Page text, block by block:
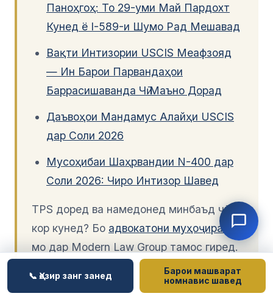
Паноҳгоҳ: То 29-уми Май Пардохт
Кунед ё I-589-и Шумо Рад Мешавад
Вақти Интизории USCIS Меафзояд
— Ин Барои Парвандаҳои
Баррасишаванда Чӣ Маъно Дорад
Даъвоҳои Мандамус Алайҳи USCIS
дар Соли 2026
Мусоҳибаи Шаҳрвандии N-400 дар
Соли 2026: Чиро Интизор Шавед
TPS доред ва намедонед минбаъд чӣ
кор кунед? Бо адвокатони муҳоҷирати
мо дар Modern Law Group тамос гиред.
📞 Ҳозир занг занед
Барои машварат
номнавис шавед